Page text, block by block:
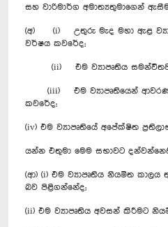
සහ වාරිමාර්ග අමාත්‍යතුමාගෙන්
(අ) (i) උතුරු මැද මහා ඇළ
වර්ෂය කවරේද;
(ii) එම ව්‍යාපෘතිය සමන්විතවන
‍(iii) එම ව්‍යාපෘතියෙන්
කවරේද;
(iv) එම ව්‍යාපෘතියේ අපේක්ෂිත
යන්න එතුමා මෙම සභාවට
(ආ) (i) එම ව්‍යාපෘතිය නියමිත
බව පිළිගන්නේද;
(ii) එම ව්‍යාපෘතිය අවසන් කිරීමට